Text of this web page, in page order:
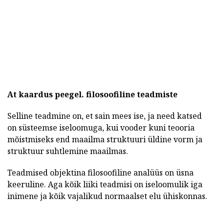
At kaardus peegel. filosoofiline teadmiste
Selline teadmine on, et sain mees ise, ja need katsed
on süsteemse iseloomuga, kui vooder kuni teooria
mõistmiseks end maailma struktuuri üldine vorm ja
struktuur suhtlemine maailmas.
Teadmised objektina filosoofiline analüüs on üsna
keeruline. Aga kõik liiki teadmisi on iseloomulik iga
inimene ja kõik vajalikud normaalset elu ühiskonnas.